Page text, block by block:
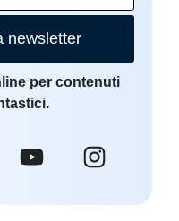
newsletter
per contenuti